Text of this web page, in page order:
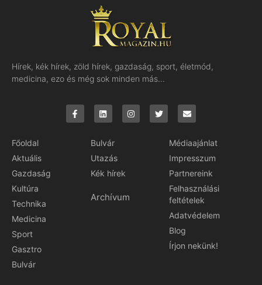
Hírek, kék hírek, zöld hírek, gazdaság, sport, életmód,
medicina, ezo és még sok minden más…
Főoldal
Aktuális
Gazdaság
Kultúra
Technika
Medicina
Sport
Gasztro
Bulvár
Bulvár
Utazás
Kék hírek
Archívum
Médiaajánlat
Impresszum
Partnereink
Felhasználási
feltételek
Adatvédelem
Blog
Írjon nekünk!